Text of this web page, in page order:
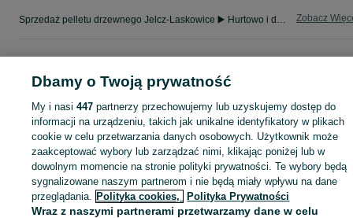
Sprzedaż pelletu drzewnego Jelcz-Laskowice ▶️ Hurtowo i detalicznie w różnych opakowaniach ✅ Szeroki wybór w atrakcyjnych cenach ☝ Znajdź oferty na OLX.pl! Zobacz
Mapa miejscowości
Mapa ministron
Popularne wyszukiwania
Dbamy o Twoją prywatność
My i nasi447 partnerzy przechowujemy lub uzyskujemy dostęp do
informacji na urządzeniu, takich jak unikalne identyfikatory w plikach
cookie w celu przetwarzania danych osobowych. Użytkownik może
zaakceptować wybory lub zarządzać nimi, klikając poniżej lub w
dowolnym momencie na stronie polityki prywatności. Te wybory będą
sygnalizowane naszym partnerom i nie będą miały wpływu na dane
przeglądania. Polityka cookies, Polityka Prywatności
Wraz z naszymi partnerami przetwarzamy dane w celu